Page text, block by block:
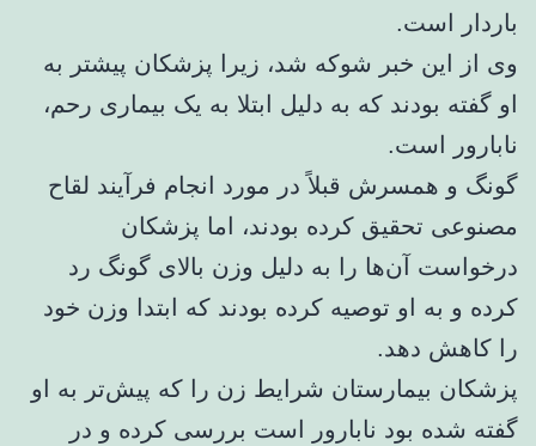
باردار است.
وی از این خبر شوکه شد، زیرا پزشکان پیشتر به
او گفته بودند که به دلیل ابتلا به یک بیماری رحم،
نابارور است.
گونگ و همسرش قبلاً در مورد انجام فرآیند لقاح
مصنوعی تحقیق کرده بودند، اما پزشکان
درخواست آن‌ها را به دلیل وزن بالای گونگ رد
کرده و به او توصیه کرده بودند که ابتدا وزن خود
را کاهش دهد.
پزشکان بیمارستان شرایط زن را که پیش‌تر به او
گفته شده بود نابارور است بررسی کرده و در